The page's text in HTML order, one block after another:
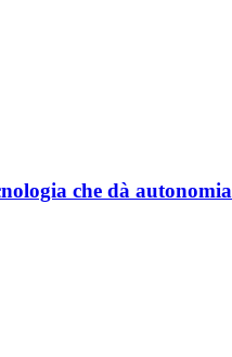
che dà autonomia